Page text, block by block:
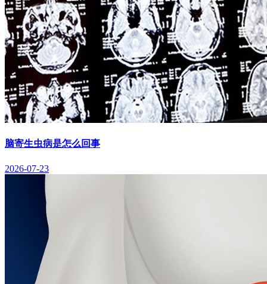
脑寄生虫病是怎么回事
2026-07-23